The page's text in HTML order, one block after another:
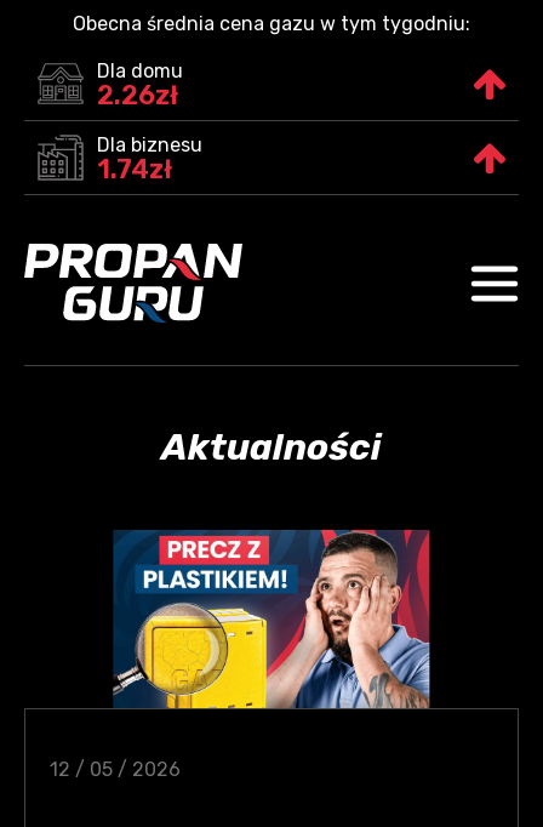
Obecna średnia cena gazu w tym tygodniu:
Dla domu
2.26zł
Dla biznesu
1.74zł
Aktualności
12 / 05 / 2026